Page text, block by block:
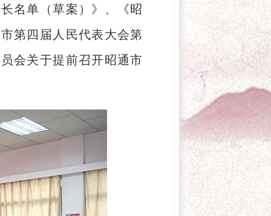
名单（草案）》、《昭
第四届人民代表大会第
会关于提前召开昭通市